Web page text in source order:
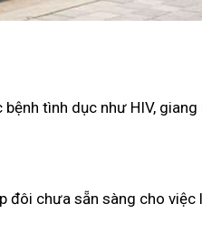
tình dục như HIV, giang
đôi chưa sẵn sàng cho việc